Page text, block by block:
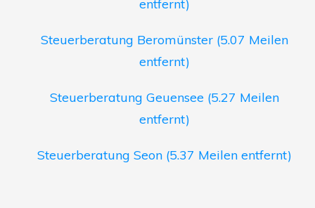
entfernt)
Steuerberatung Beromünster (5.07 Meilen
entfernt)
Steuerberatung Geuensee (5.27 Meilen
entfernt)
Steuerberatung Seon (5.37 Meilen entfernt)